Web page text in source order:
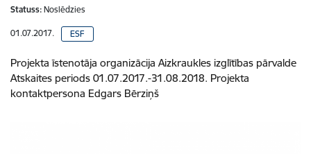
Statuss: Noslēdzies
01.07.2017. ESF
Projekta īstenotāja organizācija Aizkraukles izglītības pārvalde
Atskaites periods 01.07.2017.-31.08.2018. Projekta
kontaktpersona Edgars Bērziņš